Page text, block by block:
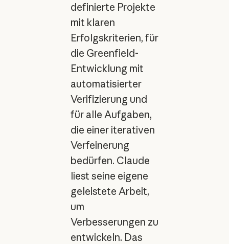
definierte Projekte
mit klaren
Erfolgskriterien, für
die Greenfield-
Entwicklung mit
automatisierter
Verifizierung und
für alle Aufgaben,
die einer iterativen
Verfeinerung
bedürfen. Claude
liest seine eigene
geleistete Arbeit,
um
Verbesserungen zu
entwickeln. Das